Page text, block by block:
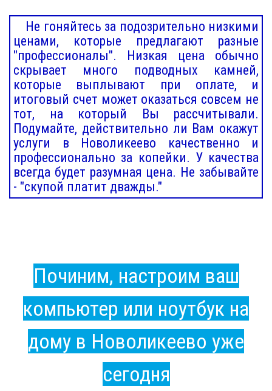
Не гоняйтесь за подозрительно низкими
ценами, которые предлагают разные
"профессионалы". Низкая цена обычно
скрывает много подводных камней,
которые выплывают при оплате, и
итоговый счет может оказаться совсем не
тот, на который Вы рассчитывали.
Подумайте, действительно ли Вам окажут
услуги в Новоликеево качественно и
профессионально за копейки. У качества
всегда будет разумная цена. Не забывайте
- "скупой платит дважды."
Починим, настроим ваш
компьютер или ноутбук на
дому в Новоликеево уже
сегодня